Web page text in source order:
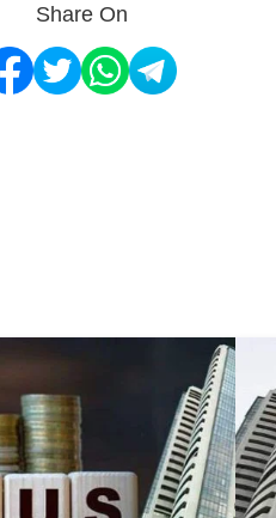
Share On